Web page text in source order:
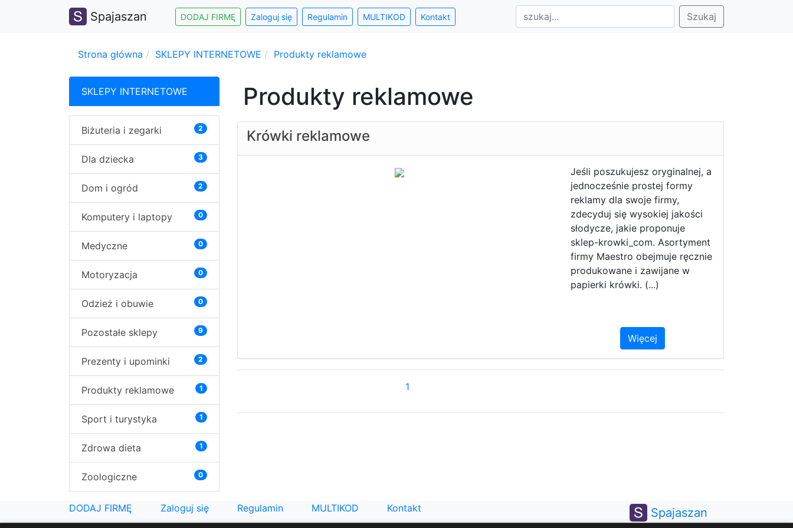
Spajaszan DODAJ FIRMĘ Zaloguj się Regulamin MULTIKOD Kontakt Szukaj
Strona główna SKLEPY INTERNETOWE Produkty reklamowe
SKLEPY INTERNETOWE
2
Biżuteria i zegarki
3
Dla dziecka
2
Dom i ogród
0
Komputery i laptopy
0
Medyczne
0
Motoryzacja
0
Odzież i obuwie
9
Pozostałe sklepy
2
Prezenty i upominki
1
Produkty reklamowe
1
Sport i turystyka
1
Zdrowa dieta
0
Zoologiczne
Produkty reklamowe
Krówki reklamowe
Jeśli poszukujesz oryginalnej, a
jednocześnie prostej formy
reklamy dla swoje firmy,
zdecyduj się wysokiej jakości
słodycze, jakie proponuje
sklep-krowki_com. Asortyment
firmy Maestro obejmuje ręcznie
produkowane i zawijane w
papierki krówki. (...)
Więcej
1
DODAJ FIRMĘ Zaloguj się Regulamin MULTIKOD Kontakt Spajaszan